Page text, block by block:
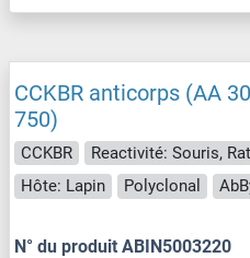
CCKBR anticorps (AA
750)
CCKBR Reactivité: Souris, Rat
Hôte: Lapin
Polyclonal
N° du produit ABIN5003220